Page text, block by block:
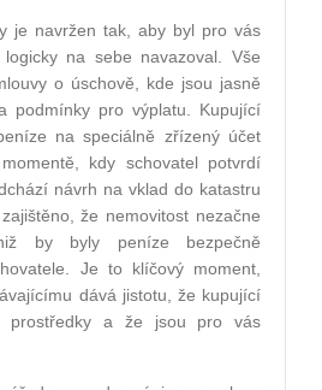
je navržen tak, aby byl pro vás
na sebe navazoval. Vše
o úschově, kde jsou jasně
podmínky pro výplatu. Kupující
na speciálně zřízený účet
kdy schovatel potvrdí
návrh na vklad do katastru
že nemovitost nezačne
by byly peníze bezpečně
Je to klíčový moment,
dává jistotu, že kupující
prostředky a že jsou pro vás